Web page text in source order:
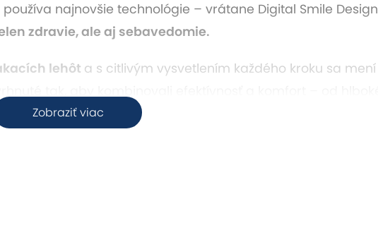
Zobraziť viac
najnovšie technológie – vrátane Digital Smile
zdravie, ale aj sebavedomie.
lehôt a s citlivým vysvetlením každého kroku sa